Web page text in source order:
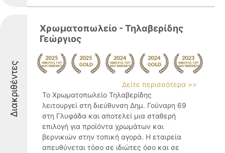
Διακριθέντες
Χρωματοπωλείο - Τηλαβερίδης
Γεώργιος
Δείτε περισσότερα >>
Το Χρωματοπωλείο Τηλαβερίδης
λειτουργεί στη διεύθυνση Δημ. Γούναρη 69
στη Γλυφάδα και αποτελεί μια σταθερή
επιλογή για προϊόντα χρωμάτων και
βερνικιών στην τοπική αγορά. Η εταιρεία
απευθύνεται τόσο σε ιδιώτες όσο και σε